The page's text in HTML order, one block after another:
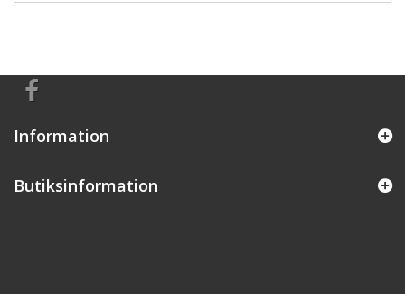
Information
Butiksinformation